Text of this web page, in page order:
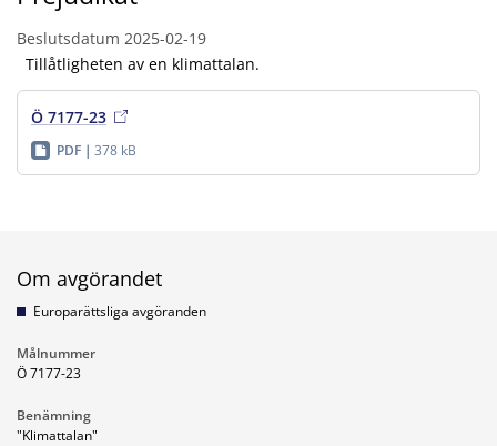
Beslutsdatum 2025-02-19
Tillåtligheten av en klimattalan.
Ö 7177-23
PDF 378 kB
Om avgörandet
Europarättsliga avgöranden
Målnummer
Ö 7177-23
Benämning
"Klimattalan"